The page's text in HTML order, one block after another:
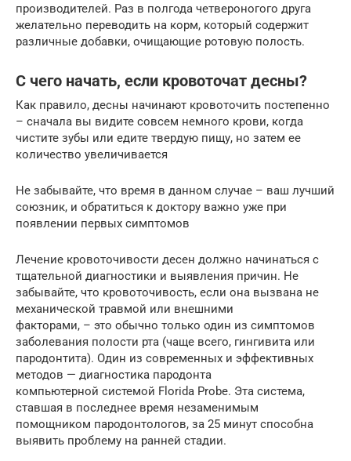
производителей. Раз в полгода четвероногого друга
желательно переводить на корм, который содержит
различные добавки, очищающие ротовую полость.
С чего начать, если кровоточат десны?
Как правило, десны начинают кровоточить постепенно
– сначала вы видите совсем немного крови, когда
чистите зубы или едите твердую пищу, но затем ее
количество увеличивается
Не забывайте, что время в данном случае – ваш лучший
союзник, и обратиться к доктору важно уже при
появлении первых симптомов
Лечение кровоточивости десен должно начинаться с
тщательной диагностики и выявления причин. Не
забывайте, что кровоточивость, если она вызвана не
механической травмой или внешними
факторами, – это обычно только один из симптомов
заболевания полости рта (чаще всего, гингивита или
пародонтита). Один из современных и эффективных
методов — диагностика пародонта
компьютерной системой Florida Probe. Эта система,
ставшая в последнее время незаменимым
помощником пародонтологов, за 25 минут способна
выявить проблему на ранней стадии.